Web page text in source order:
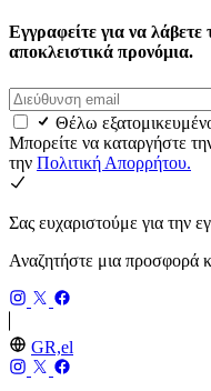
Εγγραφείτε για να
αποκλειστικά προνόμια.
Θέλω
Μπορείτε να καταργήστε
την Πολιτική Απορρήτου.
Σας ευχαριστούμε για την
Αναζητήστε μια προσφορά
GR,el